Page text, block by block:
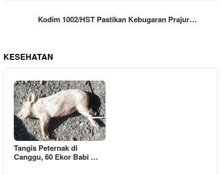
Kodim 1002/HST Pastikan Kebugaran Prajur…
KESEHATAN
Tangis Peternak di
Canggu, 60 Ekor Babi …